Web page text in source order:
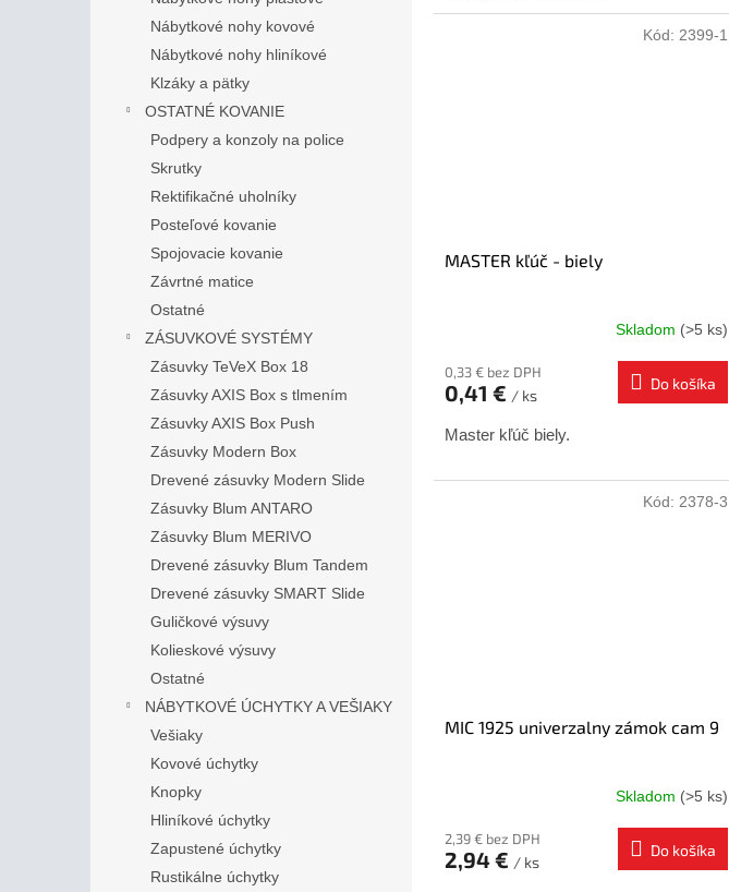
Nábytkové nohy kovové
Nábytkové nohy hliníkové
Klzáky a pätky
OSTATNÉ KOVANIE
Podpery a konzoly na police
Skrutky
Rektifikačné uholníky
Posteľové kovanie
Spojovacie kovanie
Závrtné matice
Ostatné
ZÁSUVKOVÉ SYSTÉMY
Zásuvky TeVeX Box 18
Zásuvky AXIS Box s tlmením
Zásuvky AXIS Box Push
Zásuvky Modern Box
Drevené zásuvky Modern Slide
Zásuvky Blum ANTARO
Zásuvky Blum MERIVO
Drevené zásuvky Blum Tandem
Drevené zásuvky SMART Slide
Guličkové výsuvy
Kolieskové výsuvy
Ostatné
NÁBYTKOVÉ ÚCHYTKY A VEŠIAKY
Vešiaky
Kovové úchytky
Knopky
Hliníkové úchytky
Zapustené úchytky
Rustikálne úchytky
MASTER kľúč - biely
Skladom (>5 ks)
0,33 € bez DPH
0,41 € / ks
Do košíka
Master kľúč biely.
Kód: 2399-1
MIC 1925 univerzalny zámok cam 9
Skladom (>5 ks)
2,39 € bez DPH
2,94 € / ks
Do košíka
Kód: 2378-3